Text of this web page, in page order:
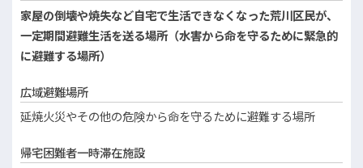
家屋の倒壊や焼失など自宅で生活できなくなった荒川区民が、
一定期間避難生活を送る場所（水害から命を守るために緊急的
に避難する場所）
広域避難場所
延焼火災やその他の危険から命を守るために避難する場所
帰宅困難者一時滞在施設